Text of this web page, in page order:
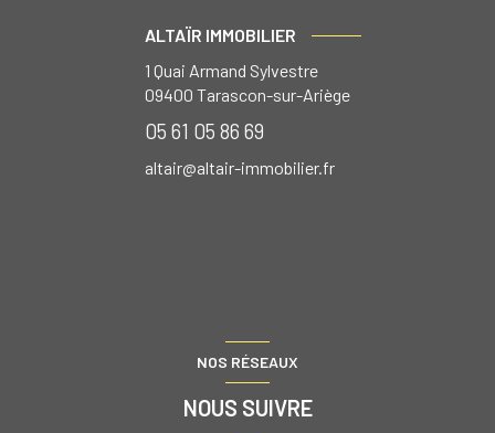
ALTAÏR IMMOBILIER
1 Quai Armand Sylvestre
09400 Tarascon-sur-Ariège
05 61 05 86 69
altair@altair-immobilier.fr
NOS RÉSEAUX
NOUS SUIVRE